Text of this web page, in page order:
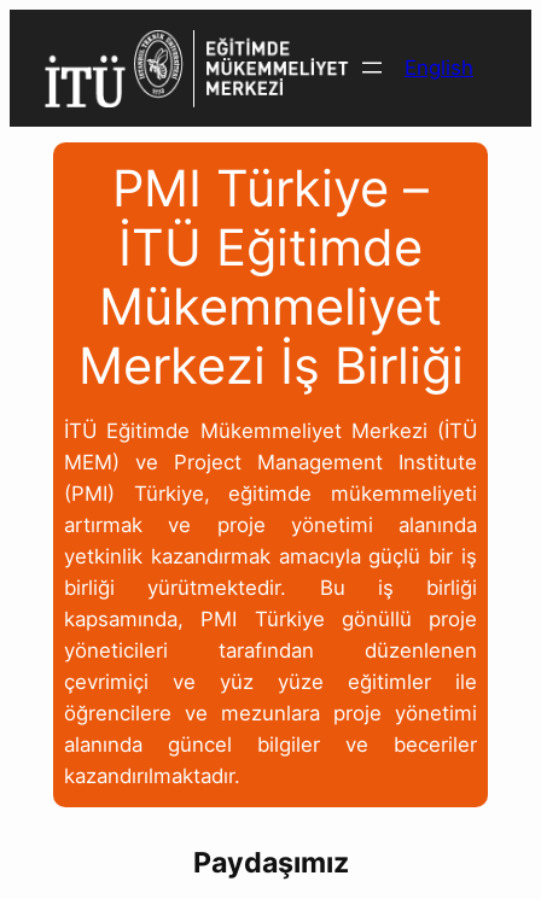
English
PMI Türkiye –
İTÜ Eğitimde
Mükemmeliyet
Merkezi İş Birliği
İTÜ Eğitimde Mükemmeliyet Merkezi (İTÜ
MEM) ve Project Management Institute
(PMI) Türkiye, eğitimde mükemmeliyeti
artırmak ve proje yönetimi alanında
yetkinlik kazandırmak amacıyla güçlü bir iş
birliği yürütmektedir. Bu iş birliği
kapsamında, PMI Türkiye gönüllü proje
yöneticileri tarafından düzenlenen
çevrimiçi ve yüz yüze eğitimler ile
öğrencilere ve mezunlara proje yönetimi
alanında güncel bilgiler ve beceriler
kazandırılmaktadır.
Paydaşımız